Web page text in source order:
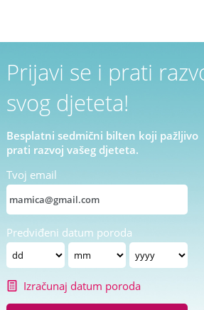
Prijavi se i prati
svog djeteta!
Besplatni sedmični bilten koji pažljivo
prati razvoj vašeg djeteta.
Tvoj email
Predviđeni datum poroda
Izračunaj datum poroda